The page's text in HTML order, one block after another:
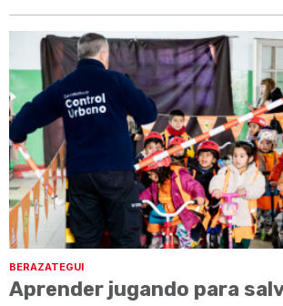
BERAZATEGUI
Aprender jugando para